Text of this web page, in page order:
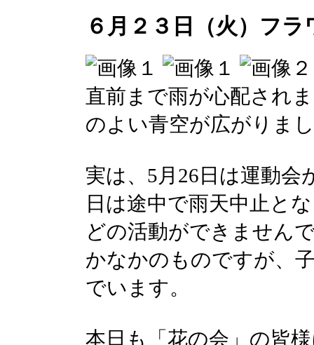
６月２３日（火）フラ
直前まで雨が心配され
のよい青空が広がりま
実は、5月26日は運動会
日は途中で雨天中止と
どの活動ができません
かなかのものですが、
でいます。
本日も「花の会」の皆